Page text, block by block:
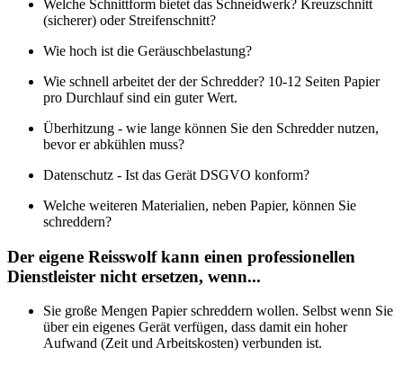
Welche Schnittform bietet das Schneidwerk? Kreuzschnitt
(sicherer) oder Streifenschnitt?
Wie hoch ist die Geräuschbelastung?
Wie schnell arbeitet der der Schredder? 10-12 Seiten Papier
pro Durchlauf sind ein guter Wert.
Überhitzung - wie lange können Sie den Schredder nutzen,
bevor er abkühlen muss?
Datenschutz - Ist das Gerät DSGVO konform?
Welche weiteren Materialien, neben Papier, können Sie
schreddern?
Der eigene Reisswolf kann einen professionellen
Dienstleister nicht ersetzen, wenn...
Sie große Mengen Papier schreddern wollen. Selbst wenn Sie
über ein eigenes Gerät verfügen, dass damit ein hoher
Aufwand (Zeit und Arbeitskosten) verbunden ist.